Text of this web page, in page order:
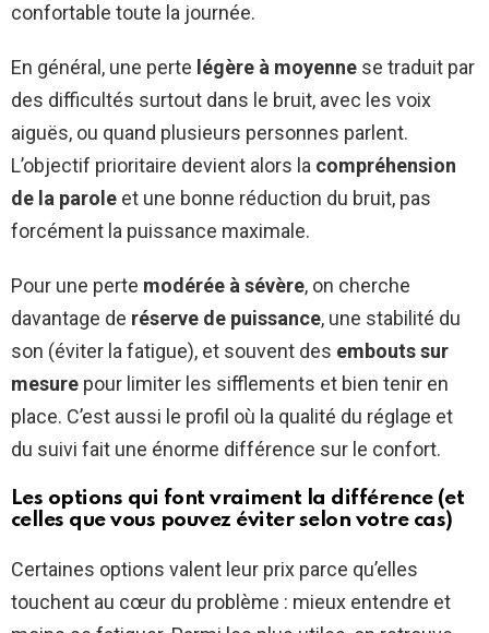
confortable toute la journée.
En général, une perte légère à moyenne se traduit par
des difficultés surtout dans le bruit, avec les voix
aiguës, ou quand plusieurs personnes parlent.
L’objectif prioritaire devient alors la compréhension
de la parole et une bonne réduction du bruit, pas
forcément la puissance maximale.
Pour une perte modérée à sévère, on cherche
davantage de réserve de puissance, une stabilité du
son (éviter la fatigue), et souvent des embouts sur
mesure pour limiter les sifflements et bien tenir en
place. C’est aussi le profil où la qualité du réglage et
du suivi fait une énorme différence sur le confort.
Les options qui font vraiment la différence (et
celles que vous pouvez éviter selon votre cas)
Certaines options valent leur prix parce qu’elles
touchent au cœur du problème : mieux entendre et